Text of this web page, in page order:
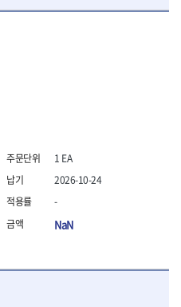
1 EA
2026-10-24
-
NaN